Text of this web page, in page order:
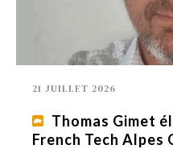
21 JUILLET 2026
Thomas Gimet
French Tech Alpes